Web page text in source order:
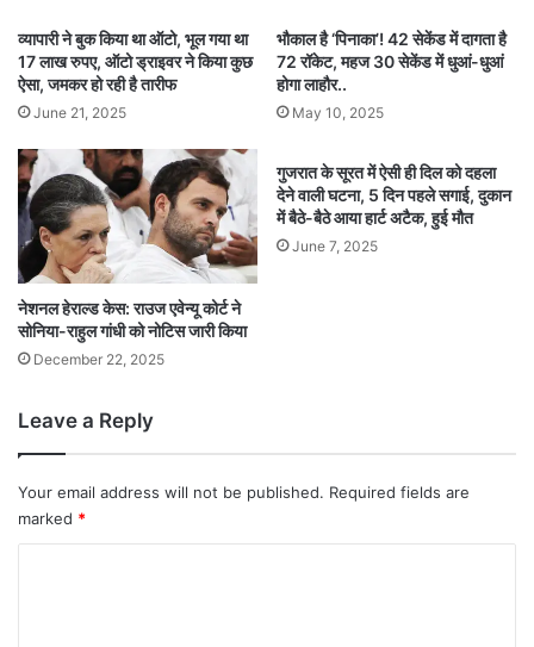
व्यापारी ने बुक किया था ऑटो, भूल गया था
17 लाख रुपए, ऑटो ड्राइवर ने किया कुछ
ऐसा, जमकर हो रही है तारीफ
June 21, 2025
भौकाल है ‘पिनाका’! 42 सेकेंड में दागता है
72 रॉकेट, महज 30 सेकेंड में धुआं-धुआं
होगा लाहौर..
May 10, 2025
नेशनल हेराल्ड केस: राउज एवेन्यू कोर्ट ने
सोनिया-राहुल गांधी को नोटिस जारी किया
December 22, 2025
गुजरात के सूरत में ऐसी ही दिल को दहला
देने वाली घटना, 5 दिन पहले सगाई, दुकान
में बैठे-बैठे आया हार्ट अटैक, हुई मौत
June 7, 2025
Leave a Reply
Your email address will not be published. Required fields are
marked *